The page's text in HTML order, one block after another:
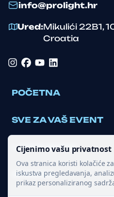
info@prolight.hr
Ured:Mikulići 22B1,
Croatia
POČETNA
SVE ZA VAŠ EVENT
LASER SHOW
OPREMA
Cijenimo vašu privatnost
Ova stranica koristi kolačiće
iskustva pregledavanja,
prikaz personaliziranog